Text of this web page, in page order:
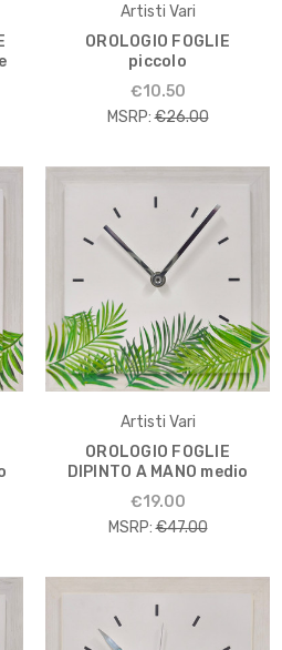
Artisti Vari
OROLOGIO FOGLIE
piccolo
€10.50
MSRP: €26.00
Artisti Vari
OROLOGIO FOGLIE
DIPINTO A MANO medio
€19.00
MSRP: €47.00